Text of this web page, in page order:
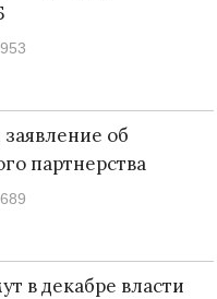
953
об
партнерства
689
в декабре власти